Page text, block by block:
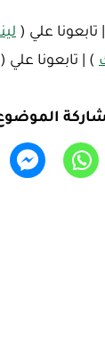
تابعونا علي (
) | تابعونا علي (